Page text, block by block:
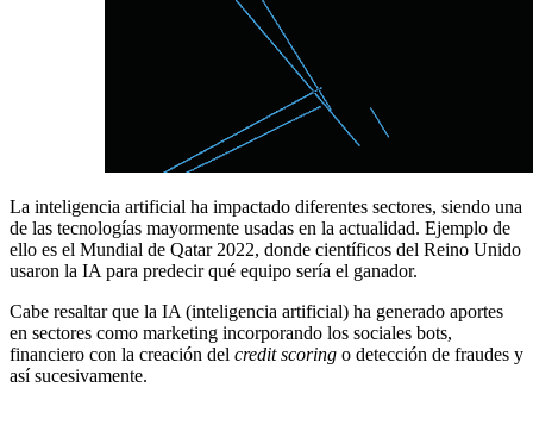
La inteligencia artificial ha impactado diferentes sectores, siendo una
de las tecnologías mayormente usadas en la actualidad. Ejemplo de
ello es el Mundial de Qatar 2022, donde científicos del Reino Unido
usaron la IA para predecir qué equipo sería el ganador.
Cabe resaltar que la IA (inteligencia artificial) ha generado aportes
en sectores como marketing incorporando los sociales bots,
financiero con la creación del credit scoring o detección de fraudes y
así sucesivamente.